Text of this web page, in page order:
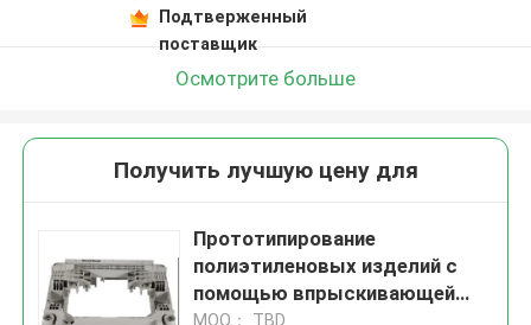
Подтверженный
поставщик
Осмотрите больше
Получить лучшую цену для
Прототипирование
полиэтиленовых изделий с
помощью впрыскивающей
MOQ： TBD